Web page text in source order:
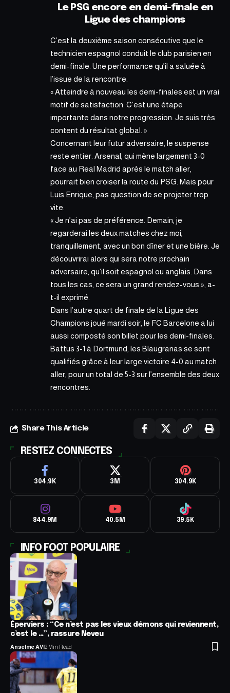
Le PSG encore en demi-finale en
Ligue des champions
C’est la deuxième saison consécutive que le
technicien espagnol conduit le club parisien en
demi-finale. Une performance qu’il a saluée à
l’issue de la rencontre.
« Atteindre à nouveau les demi-finales est un vrai
motif de satisfaction. C’est une étape
importante dans notre progression. Je suis très
content du résultat global. »
Concernant leur futur adversaire, le suspense
reste entier. Arsenal, qui mène largement 3-0
face au Real Madrid après le match aller,
pourrait bien croiser la route du PSG. Mais pour
Luis Enrique, pas question de se projeter trop
vite.
« Je n’ai pas de préférence. Demain, je
regarderai les deux matches chez moi,
tranquillement, avec un bon dîner et une bière. Je
découvrirai alors qui sera notre prochain
adversaire, qu’il soit espagnol ou anglais. Dans
tous les cas, ce sera un grand rendez-vous », a-
t-il exprimé.
Dans l’autre quart de finale de la Ligue des
Champions joué mardi soir, le FC Barcelone a lui
aussi composté son billet pour les demi-finales.
Battus 3-1 à Dortmund, les Blaugranas se sont
qualifiés grâce à leur large victoire 4-0 au match
aller, pour un total de 5-3 sur l’ensemble des deux
rencontres.
Share This Article
RESTEZ CONNECTES
304.9K 3M 304.9K
844.9M 40.5M 39.5K
INFO FOOT POPULAIRE
Éperviers : “Ce n’est pas les vieux démons qui reviennent,
c’est le …”, rassure Neveu
Anselme AVI 2 Min Read